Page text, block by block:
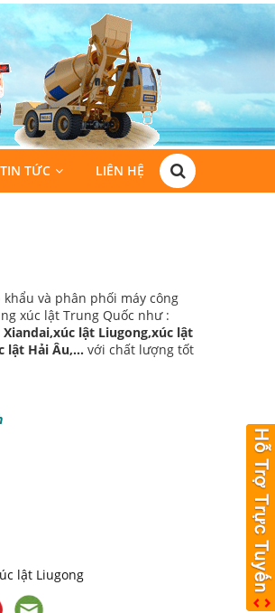
TIN TỨC LIÊN HỆ
và phân phối máy công
xúc lật Trung Quốc như :
lật Liugong,xúc lật
lật Hải Âu,... với chất lượng tốt
lật Liugong